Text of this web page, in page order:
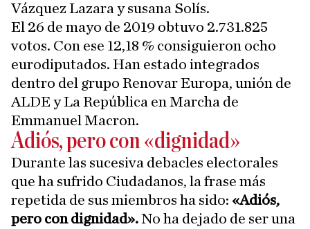
Vázquez Lazara y susana Solís.
El 26 de mayo de 2019 obtuvo 2.731.825
votos. Con ese 12,18 % consiguieron ocho
eurodiputados. Han estado integrados
dentro del grupo Renovar Europa, unión de
ALDE y La República en Marcha de
Emmanuel Macron.
Adiós, pero con «dignidad»
Durante las sucesiva debacles electorales
que ha sufrido Ciudadanos, la frase más
repetida de sus miembros ha sido: «Adiós,
pero con dignidad».No ha dejado de ser una